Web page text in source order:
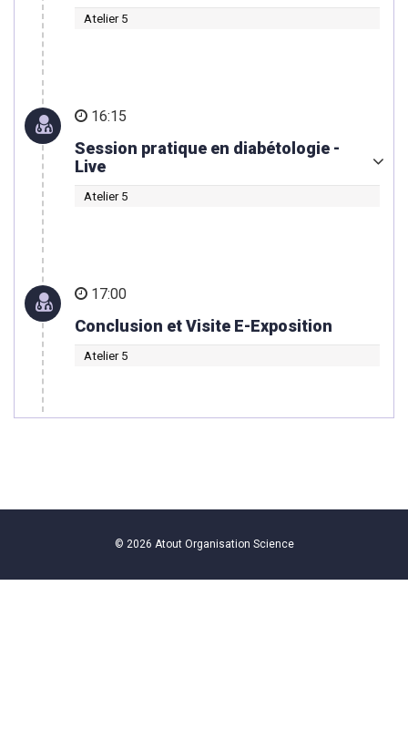
Atelier 5
16:15
Session pratique en diabétologie -
Live
Atelier 5
17:00
Conclusion et Visite E-Exposition
Atelier 5
© 2026 Atout Organisation Science